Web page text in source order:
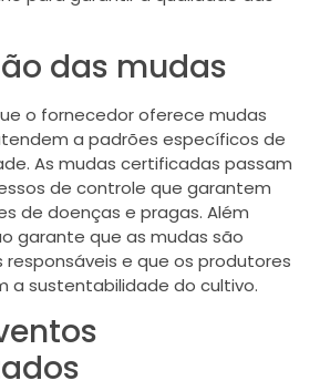
das mudas
o fornecedor oferece mudas
a padrões específicos de
As mudas certificadas passam
de controle que garantem
de doenças e pragas. Além
garante que as mudas são
e que os produtores
a sustentabilidade do cultivo.